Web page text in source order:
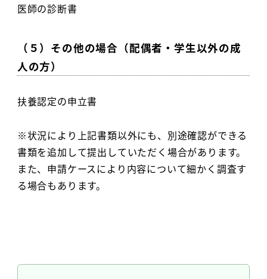
医師の診断書
（５）その他の場合（配偶者・学生以外の成
人の方）
扶養認定の申立書
※状況により上記書類以外にも、別途確認ができる
書類を追加して提出していただく場合があります。
また、申請ケースにより内容について細かく調査す
る場合もあります。